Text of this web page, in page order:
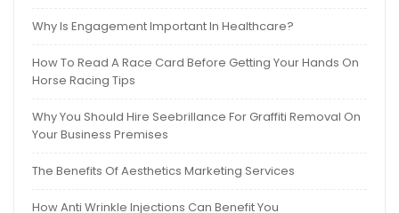
Why Is Engagement Important In Healthcare?
How To Read A Race Card Before Getting Your Hands On
Horse Racing Tips
Why You Should Hire Seebrillance For Graffiti Removal On
Your Business Premises
The Benefits Of Aesthetics Marketing Services
How Anti Wrinkle Injections Can Benefit You